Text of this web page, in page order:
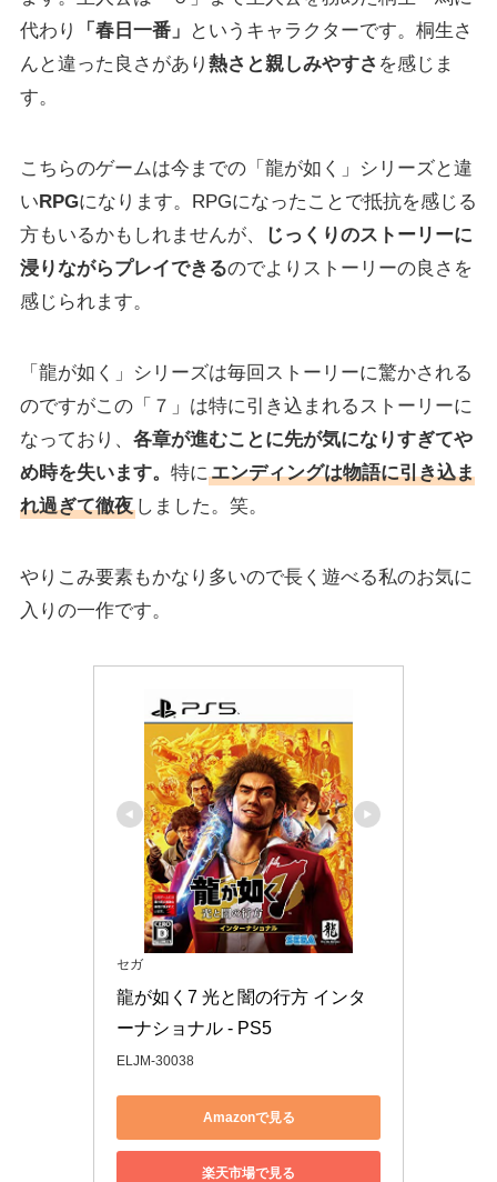
代わり
「春日一番」
というキャラクターです。桐生さ
んと違った良さがあり 熱さと親しみやすさ を感じま
す。
こちらのゲームは今までの「龍が如く」シリーズと違
い RPGになります。RPGになったことで抵抗を感じる
方もいるかもしれませんが、
じっくりのストーリーに
浸りながらプレイできるのでよりストーリーの良さを
感じられます。
「龍が如く」シリーズは毎回ストーリーに驚かされる
のですがこの「７」は特に引き込まれるストーリーに
なっており、 各章が進むことに先が気になりすぎてや
め時を失います。 特にエンディングは物語に引き込ま
れ過ぎて徹夜しました。笑。
やりこみ要素もかなり多いので長く遊べる私のお気に
入りの一作です。
セガ
龍が如く7 光と闇の行方 インタ
ーナショナル - PS5
ELJM-30038
Amazonで見る
楽天市場で見る